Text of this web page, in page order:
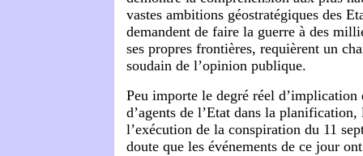
vastes ambitions géostratégiques des
demandent de faire la guerre à des
ses propres frontières, requièrent un
soudain de l’opinion publique.
Peu importe le degré réel
d’agents de l’Etat dans la planification,
l’exécution de la conspiration du 11
doute que les événements de ce jour